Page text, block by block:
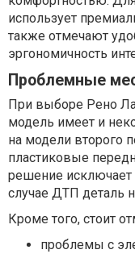
использует
также отмечают
эргономичность
Проблемные
При выборе Рено
модель имеет и
на модели второго
пластиковые
решение исключает
случае ДТП деталь
Кроме того, стоит
проблемы с